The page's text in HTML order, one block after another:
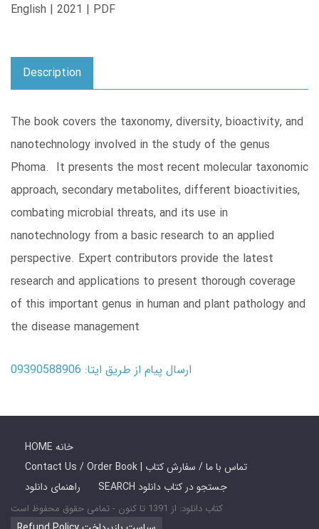
English | 2021 | PDF
Description
The book covers the taxonomy, diversity, bioactivity, and
nanotechnology involved in the study of the genus
Phoma. It presents the most recent molecular taxonomic
approach, secondary metabolites, different bioactivities,
combating microbial threats, and its use in
nanotechnology from a basic research to an applied
perspective. Expert contributors provide the latest
research and applications to present thorough coverage
of this important genus in human and plant pathology and
the disease management
ارسال پیام از طریق ایتا: 09390588906
HOME خانه
Contact Us / Order Book | تماس با ما / سفارش کتاب
راهنمای دانلود
SEARCH جستجو در کتاب دانلود
کتاب دانلود: از 1391 تا کنون - تمامی حقوق محفوظ است